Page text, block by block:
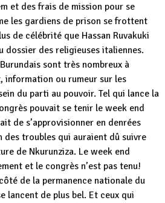
et des frais de mission pour se
les gardiens de prison se frottent
de célébrité que Hassan Ruvakuki
dossier des religieuses italiennes.
sont très nombreux à
information ou rumeur sur les
du parti au pouvoir. Tel qui lance la
pouvait se tenir le week end
de s’approvisionner en denrées
des troubles qui auraient dû suivre
de Nkurunziza. Le week end
et le congrès n’est pas tenu!
de la permanence nationale du
lancent de plus bel. Et ceux qui